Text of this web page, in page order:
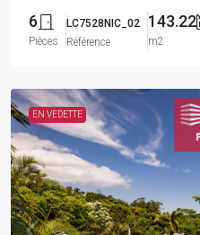
6
Pièces
LC7528NIC_02
Référence
143.22
m2
EN VEDETTE